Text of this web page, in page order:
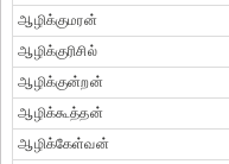
ஆழிக்குமரன்
ஆழிக்குரிசில்
ஆழிக்குன்றன்
ஆழிக்கூத்தன்
ஆழிக்கேள்வன்